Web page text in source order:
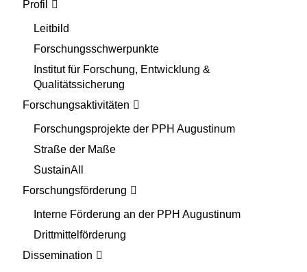
Profil
Leitbild
Forschungsschwerpunkte
Institut für Forschung, Entwicklung &
Qualitätssicherung
Forschungsaktivitäten
Forschungsprojekte der PPH Augustinum
Straße der Maße
SustainAll
Forschungsförderung
Interne Förderung an der PPH Augustinum
Drittmittelförderung
Dissemination